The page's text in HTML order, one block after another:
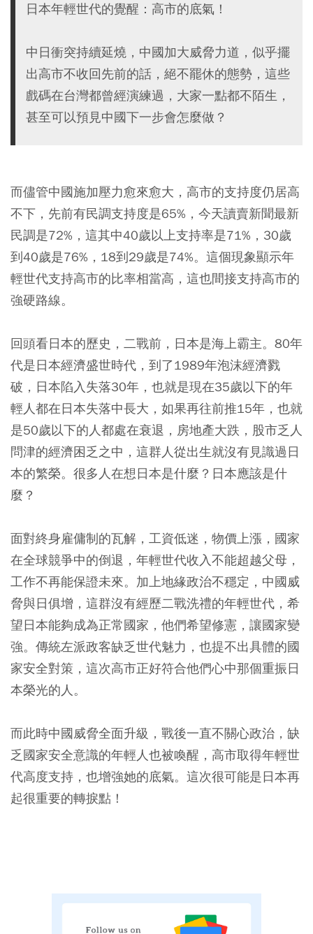
日本年輕世代的覺醒：高市的底氣！
中日衝突持續延燒，中國加大威脅力道，似乎擺
出高市不收回先前的話，絕不罷休的態勢，這些
戲碼在台灣都曾經演練過，大家一點都不陌生，
甚至可以預見中國下一步會怎麼做？
而儘管中國施加壓力愈來愈大，高市的支持度仍居高
不下，先前有民調支持度是65%，今天讀賣新聞最新
民調是72%，這其中40歲以上支持率是71%，30歲
到40歲是76%，18到29歲是74%。這個現象顯示年
輕世代支持高市的比率相當高，這也間接支持高市的
強硬路線。
回頭看日本的歷史，二戰前，日本是海上霸主。80年
代是日本經濟盛世時代，到了1989年泡沫經濟戮
破，日本陷入失落30年，也就是現在35歲以下的年
輕人都在日本失落中長大，如果再往前推15年，也就
是50歲以下的人都處在衰退，房地產大跌，股市乏人
問津的經濟困乏之中，這群人從出生就沒有見識過日
本的繁榮。很多人在想日本是什麼？日本應該是什
麼？
面對終身雇傭制的瓦解，工資低迷，物價上漲，國家
在全球競爭中的倒退，年輕世代收入不能超越父母，
工作不再能保證未來。加上地緣政治不穩定，中國威
脅與日俱增，這群沒有經歷二戰洗禮的年輕世代，希
望日本能夠成為正常國家，他們希望修憲，讓國家變
強。傳統左派政客缺乏世代魅力，也提不出具體的國
家安全對策，這次高市正好符合他們心中那個重振日
本榮光的人。
而此時中國威脅全面升級，戰後一直不關心政治，缺
乏國家安全意識的年輕人也被喚醒，高市取得年輕世
代高度支持，也增強她的底氣。這次很可能是日本再
起很重要的轉捩點！